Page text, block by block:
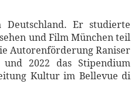
Deutschland. Er studierte
und Film München teil
Autorenförderung Raniser
2022 das Stipendium
Kultur im Bellevue di